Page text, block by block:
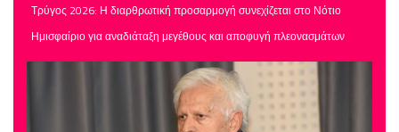
Τρύγος 2026: Η διαρθρωτική προσαρμογή συνεχίζεται στο Νότιο
Ημισφαίριο για αναδιάταξη μεγέθους και αποφυγή πλεονασμάτων